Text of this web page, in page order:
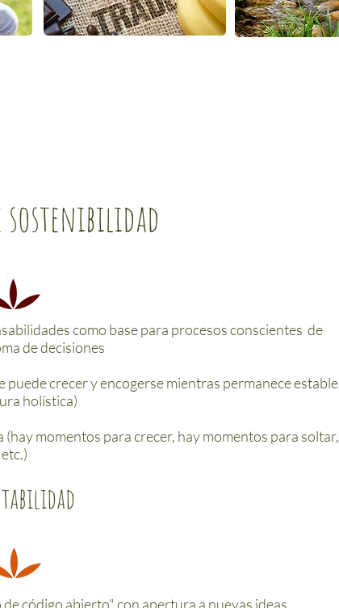
como base para procesos conscientes de
de decisiones
crecer y encogerse mientras permanece estable
holística)
momentos para crecer, hay momentos para soltar,
etc.)
código abierto" con apertura a nuevas ideas,